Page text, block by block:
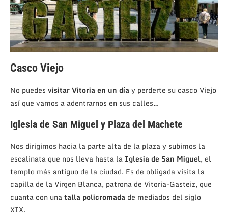
Casco Viejo
No puedes visitar Vitoria en un díay perderte su casco Viejo
así que vamos a adentrarnos en sus calles…
Iglesia de San Miguel y Plaza del Machete
Nos dirigimos hacia la parte alta de la plaza y subimos la
escalinata que nos lleva hasta la Iglesia de San Miguel, el
templo más antiguo de la ciudad. Es de obligada visita la
capilla de la Virgen Blanca, patrona de Vitoria-Gasteiz, que
cuanta con unatalla policromada de mediados del siglo
XIX.